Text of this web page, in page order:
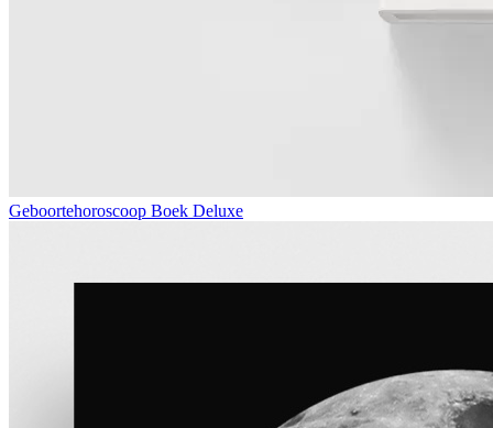
Geboortehoroscoop Boek Deluxe